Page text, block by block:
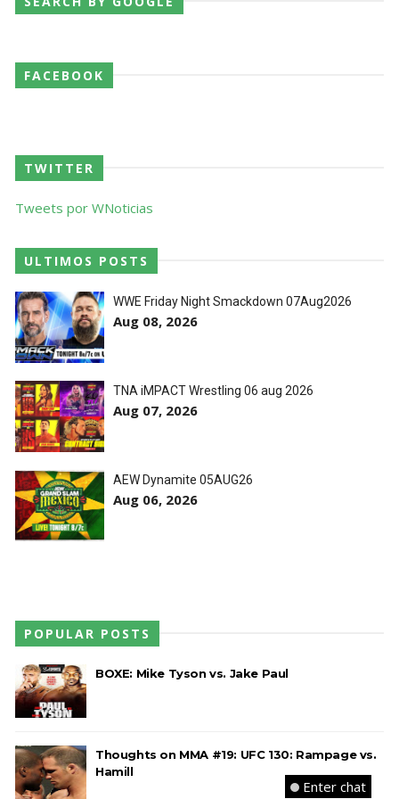
FACEBOOK
TWITTER
Tweets por WNoticias
ULTIMOS POSTS
WWE Friday Night Smackdown 07Aug2026
Aug 08, 2026
TNA iMPACT Wrestling 06 aug 2026
Aug 07, 2026
AEW Dynamite 05AUG26
Aug 06, 2026
POPULAR POSTS
BOXE: Mike Tyson vs. Jake Paul
Thoughts on MMA #19: UFC 130: Rampage vs.
Hamill
Enter chat